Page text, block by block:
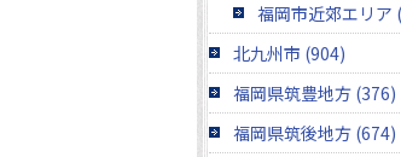
福岡市近郊エリア
北九州市 (904)
福岡県筑豊地方 (376)
福岡県筑後地方 (674)